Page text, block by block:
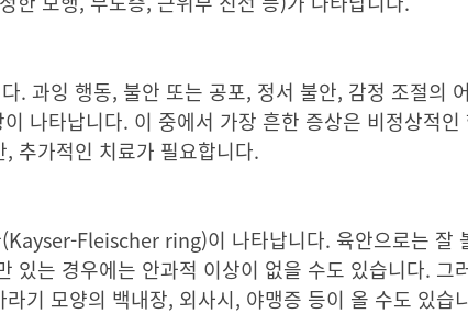
. 과잉 행동, 불안 또는 공포, 정서 불안, 감정 조절의
나타납니다. 이 중에서 가장 흔한 증상은 비정상적
추가적인 치료가 필요합니다.
Fleischer ring)이 나타납니다. 육안으로는 잘
는 경우에는 안과적 이상이 없을 수도 있습니다. 그
기 모양의 백내장, 외사시, 야맹증 등이 올 수도 있습